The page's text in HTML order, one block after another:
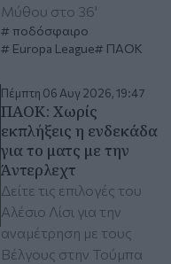
Μύθου στο 36'
ποδόσφαιρο
Europa League
ΠΑΟΚ
Πέμπτη 06 Αυγ 2026, 19:47
ΠΑΟΚ: Χωρίς
εκπλήξεις η ενδεκάδα
για το ματς με την
Άντερλεχτ
Δείτε τις επιλογές του
Αλέσιο Λίσι για την
αναμέτρηση με τους
Βέλγους στην Τούμπα